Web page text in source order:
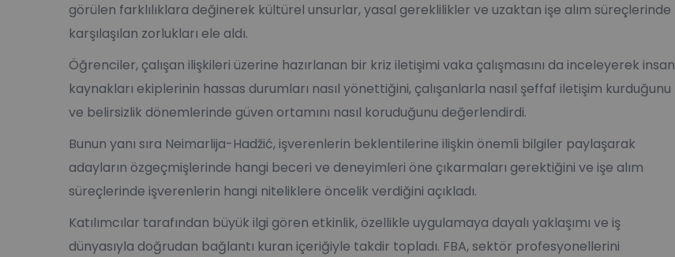
görülen farklılıklara değinerek kültürel unsurlar, yasal gereklilikler ve uzaktan işe alım süreçlerinde
karşılaşılan zorlukları ele aldı.
Öğrenciler, çalışan ilişkileri üzerine hazırlanan bir kriz iletişimi vaka çalışmasını da inceleyerek insan
kaynakları ekiplerinin hassas durumları nasıl yönettiğini, çalışanlarla nasıl şeffaf iletişim kurduğunu
ve belirsizlik dönemlerinde güven ortamını nasıl koruduğunu değerlendirdi.
Bunun yanı sıra Neimarlija-Hadžić, işverenlerin beklentilerine ilişkin önemli bilgiler paylaşarak
adayların özgeçmişlerinde hangi beceri ve deneyimleri öne çıkarmaları gerektiğini ve işe alım
süreçlerinde işverenlerin hangi niteliklere öncelik verdiğini açıkladı.
Katılımcılar tarafından büyük ilgi gören etkinlik, özellikle uygulamaya dayalı yaklaşımı ve iş
dünyasıyla doğrudan bağlantı kuran içeriğiyle takdir topladı. FBA, sektör profesyonellerini